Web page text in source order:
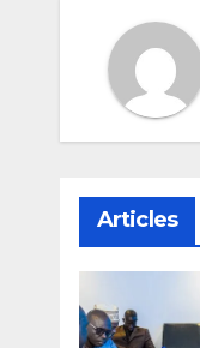
Articles